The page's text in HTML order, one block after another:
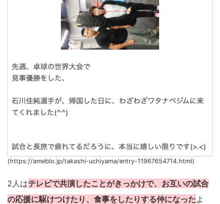
(https://ameblo.jp/takashi-uchiyama/entry-11967654714.html)
2人はテレビで共演したことがきっかけで、お互いの試合
の応援に駆けつけたり、食事をしたりする仲になったよ